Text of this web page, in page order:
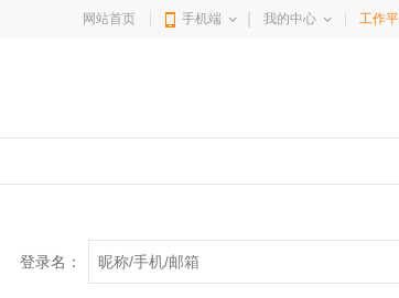
网站首页 手机端 我的中心 工作
登录名：